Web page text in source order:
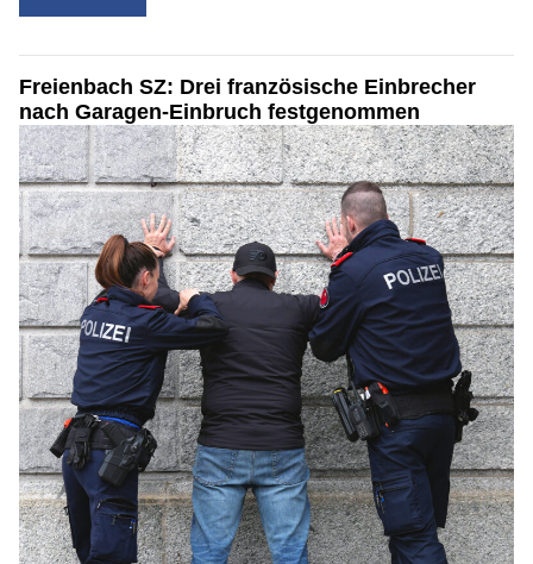
Freienbach SZ: Drei französische Einbrecher
nach Garagen-Einbruch festgenommen